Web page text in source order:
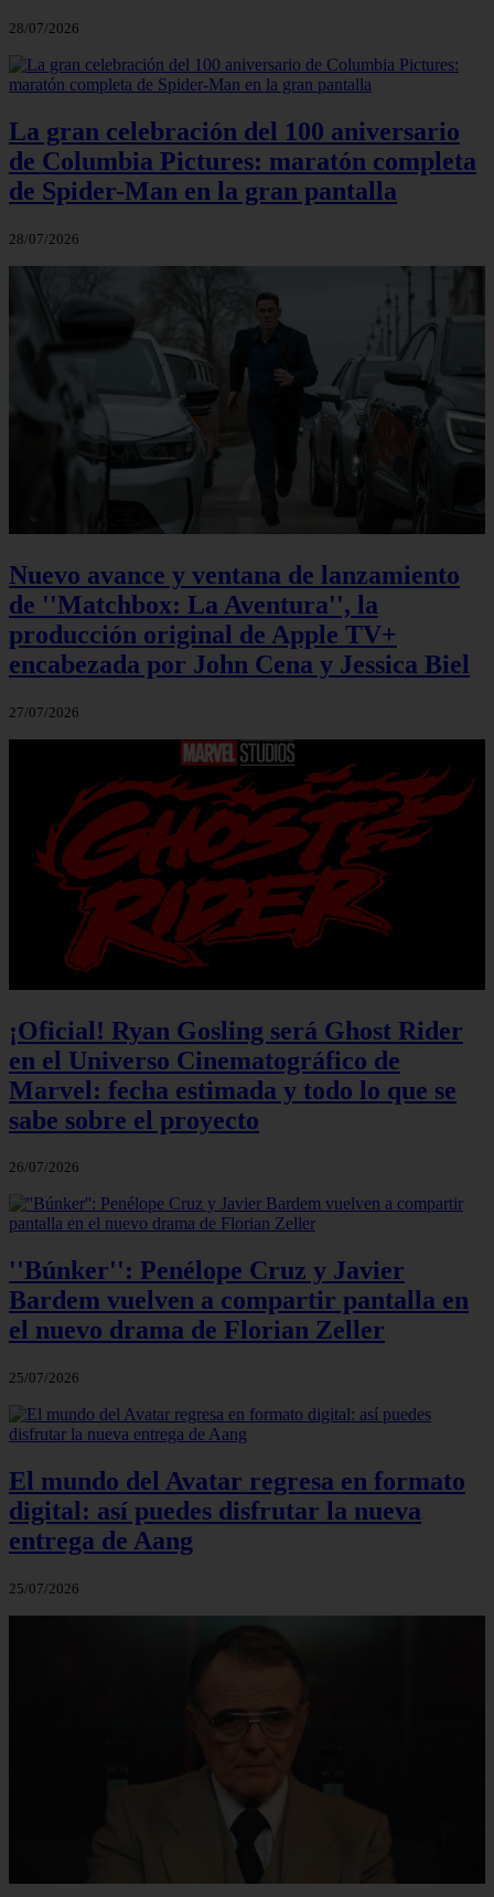
28/07/2026
La gran celebración del 100 aniversario
de Columbia Pictures: maratón completa
de Spider-Man en la gran pantalla
28/07/2026
Nuevo avance y ventana de lanzamiento
de ''Matchbox: La Aventura'', la
producción original de Apple TV+
encabezada por John Cena y Jessica Biel
27/07/2026
¡Oficial! Ryan Gosling será Ghost Rider
en el Universo Cinematográfico de
Marvel: fecha estimada y todo lo que se
sabe sobre el proyecto
26/07/2026
''Búnker'': Penélope Cruz y Javier
Bardem vuelven a compartir pantalla en
el nuevo drama de Florian Zeller
25/07/2026
El mundo del Avatar regresa en formato
digital: así puedes disfrutar la nueva
entrega de Aang
25/07/2026